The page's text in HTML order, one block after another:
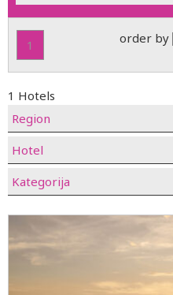
1 order by
1 Hotels
Region
Hotel
Kategorija